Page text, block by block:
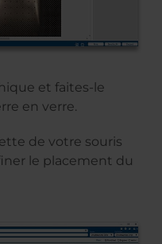
et faites-le
en verre.
de votre souris
le placement du